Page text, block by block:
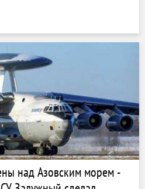
над Азовским морем -